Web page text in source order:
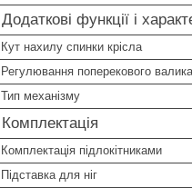
Додаткові функції і
Кут нахилу спинки крісла
Регулювання поперекового валика
Тип механізму
Комплектація
Комплектація підлокітниками
Підставка для ніг